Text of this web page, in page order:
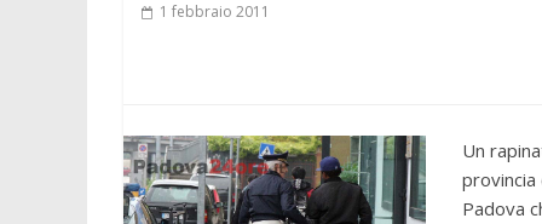
1 febbraio 2011
Un
provincia
Padova